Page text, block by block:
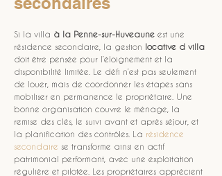
Si la villa à la Penne-sur-Huveaune est une
résidence secondaire, la gestion locative d villa
doit être pensée pour l’éloignement et la
disponibilité limitée. Le défi n’est pas seulement
de louer, mais de coordonner les étapes sans
mobiliser en permanence le propriétaire. Une
bonne organisation couvre le ménage, la
remise des clés, le suivi avant et après séjour, et
la planification des contrôles. La résidence
secondaire se transforme ainsi en actif
patrimonial performant, avec une exploitation
régulière et pilotée. Les propriétaires apprécient